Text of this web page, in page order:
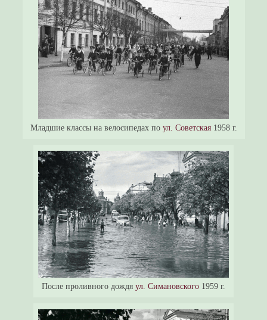
Младшие классы на велосипедах по ул. Советская1958 г.
После проливного дождя ул. Симановского 1959 г.